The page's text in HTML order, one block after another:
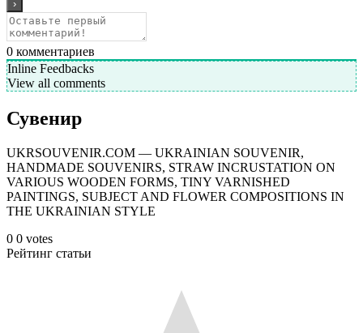
0 комментариев
Inline Feedbacks
View all comments
Сувенир
UKRSOUVENIR.COM — UKRAINIAN SOUVENIR,
HANDMADE SOUVENIRS, STRAW INCRUSTATION ON
VARIOUS WOODEN FORMS, TINY VARNISHED
PAINTINGS, SUBJECT AND FLOWER COMPOSITIONS IN
THE UKRAINIAN STYLE
0 0 votes
Рейтинг статьи